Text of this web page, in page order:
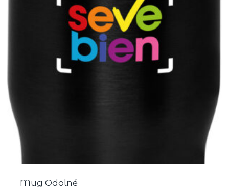
Mug Odolné